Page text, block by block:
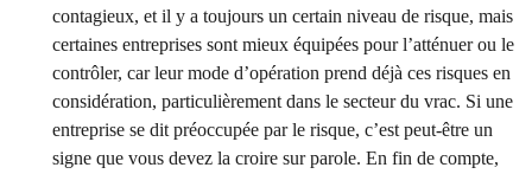
contagieux, et il y a toujours un certain niveau de risque, mais
certaines entreprises sont mieux équipées pour l’atténuer ou le
contrôler, car leur mode d’opération prend déjà ces risques en
considération, particulièrement dans le secteur du vrac. Si une
entreprise se dit préoccupée par le risque, c’est peut-être un
signe que vous devez la croire sur parole. En fin de compte,